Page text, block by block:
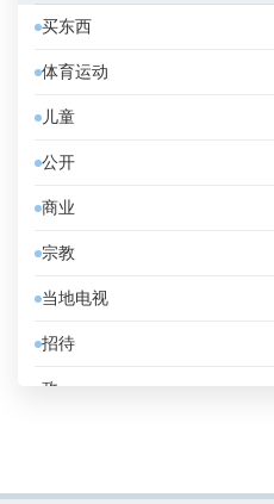
伊拉克库尔德斯坦
伊朗
伯利兹
佛得角
俄罗斯
保加利亚
克罗地亚
冰岛
买东西
体育运动
儿童
公开
商业
宗教
当地电视
招待
政